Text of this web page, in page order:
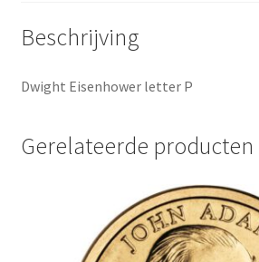
Beschrijving
Dwight Eisenhower letter P
Gerelateerde producten